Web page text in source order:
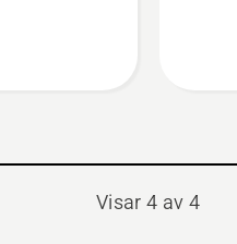
Visar 4 av 4